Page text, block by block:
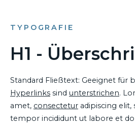
TYPOGRAFIE
H1 -
Standard Fließtext: Geeignet für
Hyperlinks sind unterstrichen.
amet, consectetur adipiscing elit,
tempor incididunt ut labore et